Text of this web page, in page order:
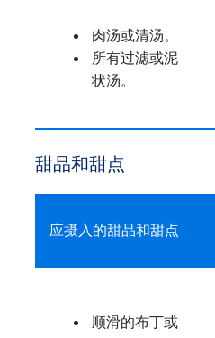
肉汤或清汤。
所有过滤或泥
状汤。
甜品和甜点
应摄入的甜品和甜点
顺滑的布丁或